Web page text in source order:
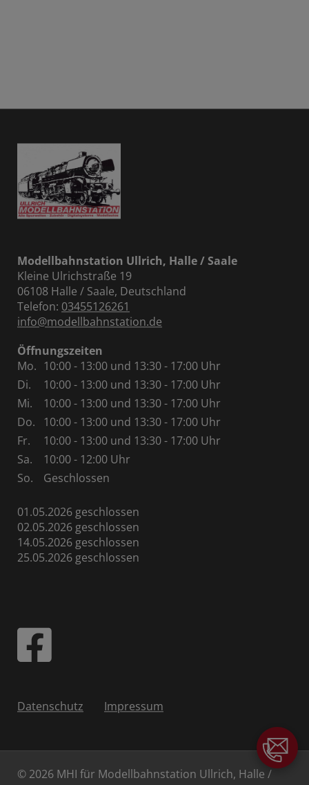
Modellbahnstation Ullrich, Halle / Saale
Kleine Ulrichstraße 19
06108 Halle / Saale, Deutschland
Telefon: 03455126261
info@modellbahnstation.de
Öffnungszeiten
Mo. 10:00 - 13:00 und 13:30 - 17:00 Uhr
Di.
10:00 - 13:00 und 13:30 - 17:00 Uhr
Mi.
10:00 - 13:00 und 13:30 - 17:00 Uhr
Do.
10:00 - 13:00 und 13:30 - 17:00 Uhr
Fr.
10:00 - 13:00 und 13:30 - 17:00 Uhr
Sa.
10:00 - 12:00 Uhr
So.
Geschlossen
01.05.2026 geschlossen
02.05.2026 geschlossen
14.05.2026 geschlossen
25.05.2026 geschlossen
Datenschutz Impressum
© 2026 MHI für Modellbahnstation Ullrich, Halle /